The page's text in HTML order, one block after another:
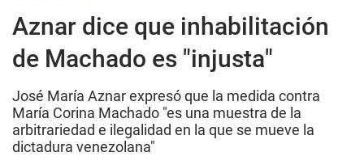
Aznar dice que inhabilitación
de Machado es "injusta"
José María Aznar expresó que la medida contra
María Corina Machado "es una muestra de la
arbitrariedad e ilegalidad en la que se mueve la
dictadura venezolana"